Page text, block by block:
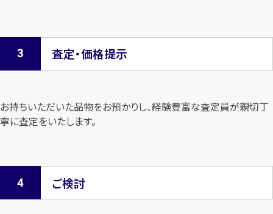
査定・価格提示
お持ちいただいた品物をお預かりし、経験豊富な査定員が親切丁
寧に査定をいたします。
ご検討